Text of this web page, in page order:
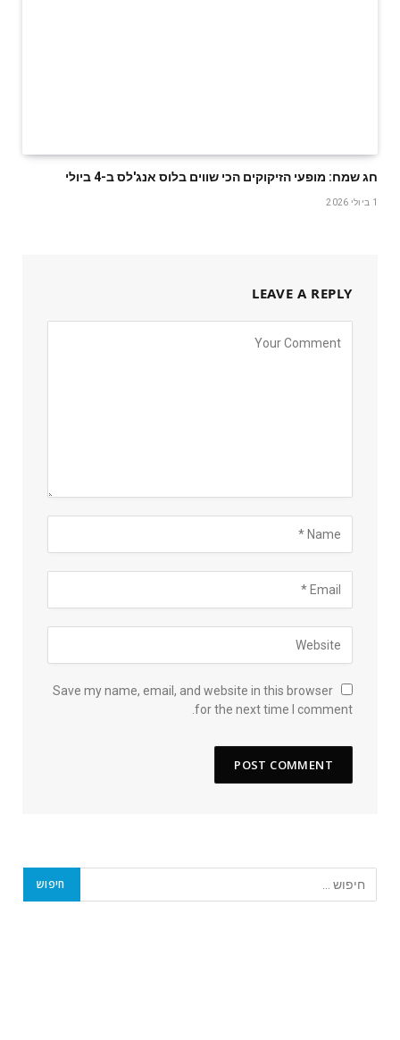
חג שמח: מופעי הזיקוקים הכי שווים בלוס אנג'לס ב-4 ביולי
1 ביולי 2026
LEAVE A REPLY
Save my name, email, and website in this browser
for the next time I comment.